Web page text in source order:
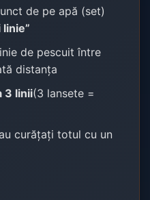
de pe apă (set)
linie”
de pescuit între
distanța
3 linii(3 lansete =
curățați totul cu un